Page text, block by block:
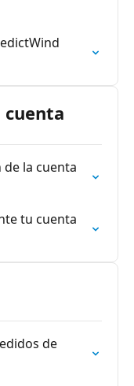
cuenta
la cuenta
tu cuenta
de